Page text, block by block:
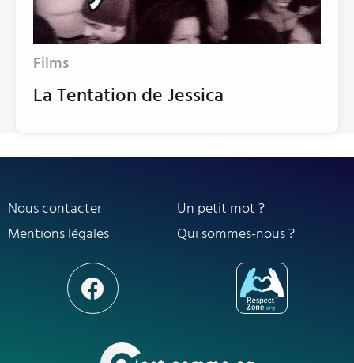
Films
La Tentation de Jessica
Nous contacter
Un petit mot ?
Mentions légales
Qui sommes-nous ?